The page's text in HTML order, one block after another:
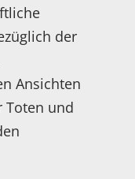
der
Ansichten
Toten und